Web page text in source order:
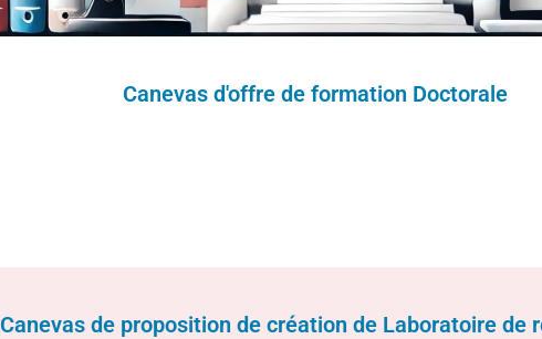
Canevas d'offre de formation Doctorale
Canevas de proposition de création de Laboratoire de